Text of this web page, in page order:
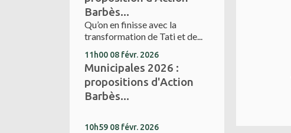
Barbès...
Qu’on en finisse avec la
transformation de Tati et de...
11h00 08 févr. 2026
Municipales 2026 :
propositions d'Action
Barbès...
10h59 08 févr. 2026